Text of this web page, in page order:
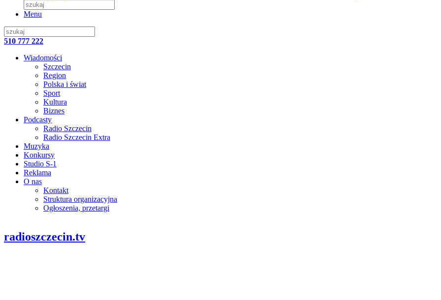
Menu
510 777 222
Wiadomości
Szczecin
Region
Polska i świat
Sport
Kultura
Biznes
Podcasty
Radio Szczecin
Radio Szczecin Extra
Muzyka
Konkursy
Studio S-1
Reklama
O nas
Kontakt
Struktura organizacyjna
Ogłoszenia, przetargi
radioszczecin.tv